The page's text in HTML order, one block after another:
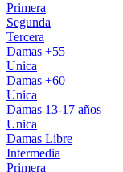
Primera
Segunda
Tercera
Damas +55
Unica
Damas +60
Unica
Damas 13-17 años
Unica
Damas Libre
Intermedia
Primera